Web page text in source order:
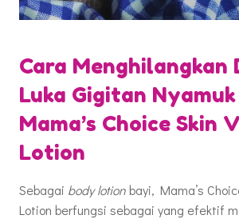
Cara Menghilangkan
Luka Gigitan
Mama’s Choice Skin
Lotion
Sebagai body lotion bayi, Mama’s
Lotion berfungsi sebagai yang efektif